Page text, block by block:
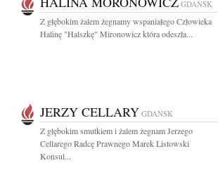
GDAŃSK
Z głębokim żalem żegnamy wspaniałego Człowieka
Halinę "Halszkę" Mironowicz która odeszła...
JERZY CELLARY GDAŃSK
Z głębokim smutkiem i żalem żegnam Jerzego
Cellarego Radcę Prawnego Marek Listowski
Konsul...